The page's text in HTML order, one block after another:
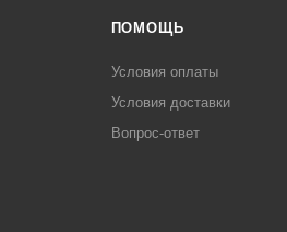
ПОМОЩЬ
Условия оплаты
Условия доставки
Вопрос-ответ